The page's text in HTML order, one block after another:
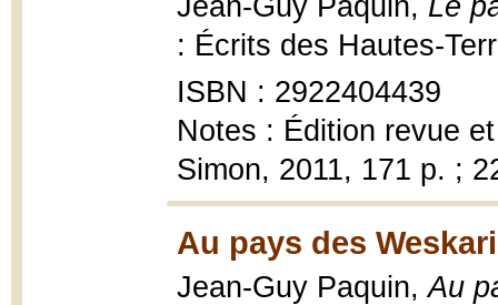
Jean-Guy Paquin, Le
: Écrits des Hautes-
ISBN : 2922404439
Notes : Édition revue
Simon, 2011, 171 p. ;
Au pays des
Jean-Guy Paquin,Au